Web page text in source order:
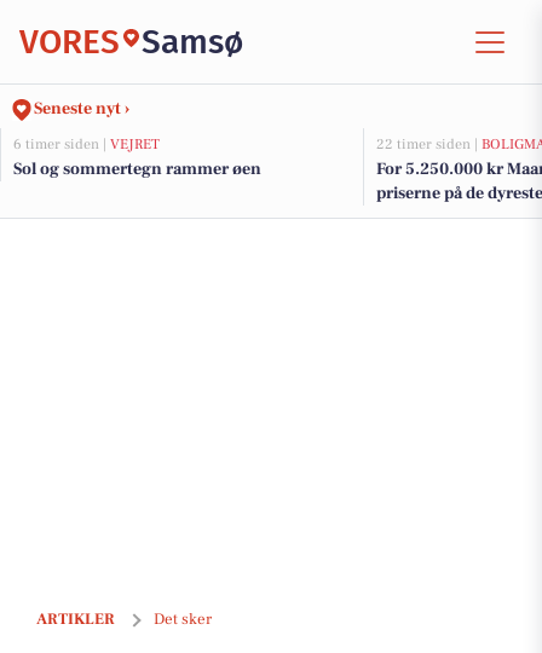
VORES Samsø
Seneste nyt ›
6 timer siden | VEJRET
Sol og sommertegn rammer øen
22 timer siden |
For 5.250.000 kr
priserne på de
Samsø
ARTIKLER Det sker
Natligt eventyr i Samsø Labyrinten